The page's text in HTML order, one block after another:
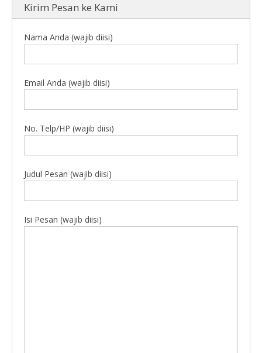
Kirim Pesan ke Kami
Nama Anda (wajib diisi)
Email Anda (wajib diisi)
No. Telp/HP (wajib diisi)
Judul Pesan (wajib diisi)
Isi Pesan (wajib diisi)